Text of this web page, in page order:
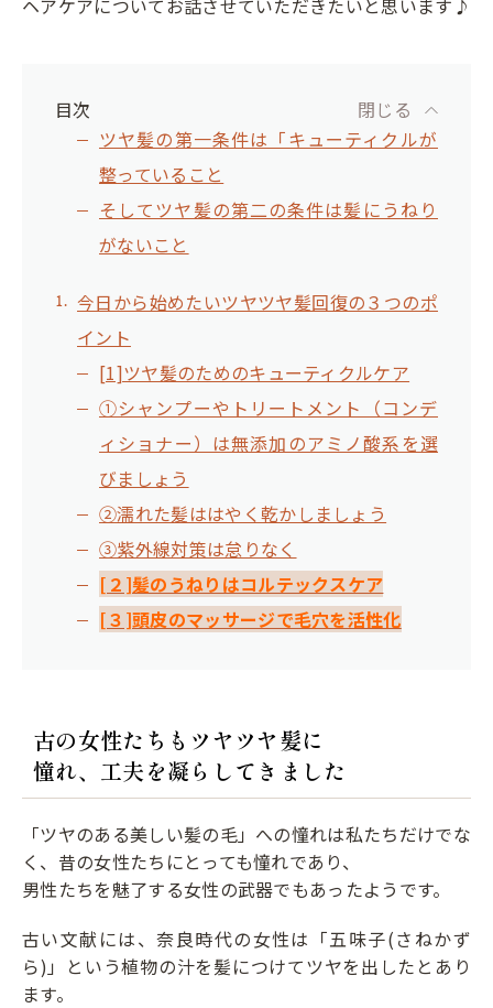
ヘアケアについてお話させていただきたいと思います♪
目次
ツヤ髪の第一条件は「キューティクルが
整っていること
そしてツヤ髪の第二の条件は髪にうねり
がないこと
今日から始めたいツヤツヤ髪回復の３つのポ
イント
[1]ツヤ髪のためのキューティクルケア
①シャンプーやトリートメント（コンデ
ィショナー）は無添加のアミノ酸系を選
びましょう
②濡れた髪ははやく乾かしましょう
③紫外線対策は怠りなく
[２]髪のうねりはコルテックスケア
[３]頭皮のマッサージで毛穴を活性化
閉じる
古の女性たちもツヤツヤ髪に
憧れ、工夫を凝らしてきました
「ツヤのある美しい髪の毛」への憧れは私たちだけでな
く、昔の女性たちにとっても憧れであり、
男性たちを魅了する女性の武器でもあったようです。
古い文献には、奈良時代の女性は「五味子(さねかず
ら)」という植物の汁を髪につけてツヤを出したとあり
ます。